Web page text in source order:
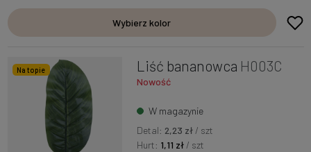
Wybierz kolor
Na topie Liść bananowca H003C
Nowość
W magazynie
Detal: 2,23 zł / szt
Hurt: 1,11 zł / szt